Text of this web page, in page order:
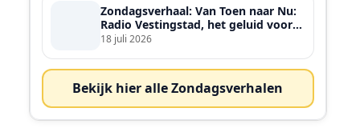
Zondagsverhaal: Van Toen naar Nu:
Radio Vestingstad, het geluid voor
heel de streek
18 juli 2026
Bekijk hier alle Zondagsverhalen